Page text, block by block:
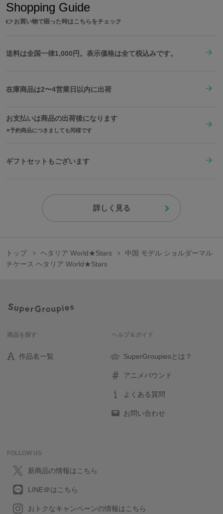
Shopping Guide
👉お買い物で困った時はこちらをチェック
送料は全国一律1,000円。表示価格は全て税込みです。
在庫商品は2〜4営業日以内に出荷
お支払いは商品の出荷後になります
予約商品につきましても同様です
ギフトセットもございます
詳しく見る
トップ ヘタリア World★Stars
中国 モデル ショルダーマル
チケース ヘタリア World★Stars
商品を探す
作品名一覧
ヘルプ＆ガイド
SuperGroupiesとは？
アニメバウンド
よくある質問
お問い合わせ
FOLLOW US
新商品の情報はこちら
LINE＠はこちら
おトクなキャンペーンの情報はこちら